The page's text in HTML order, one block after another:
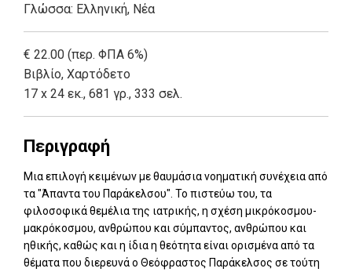
Γλώσσα: Ελληνική, Νέα
€ 22.00 (περ. ΦΠΑ 6%)
Βιβλίο, Χαρτόδετο
17 x 24 εκ., 681 γρ., 333 σελ.
Περιγραφή
Μια επιλογή κειμένων με θαυμάσια νοηματική συνέχεια από
τα "Άπαντα του Παράκελσου". Το πιστεύω του, τα
φιλοσοφικά θεμέλια της ιατρικής, η σχέση μικρόκοσμου-
μακρόκοσμου, ανθρώπου και σύμπαντος, ανθρώπου και
ηθικής, καθώς και η ίδια η θεότητα είναι ορισμένα από τα
θέματα που διερευνά ο Θεόφραστος Παράκελσος σε τούτη